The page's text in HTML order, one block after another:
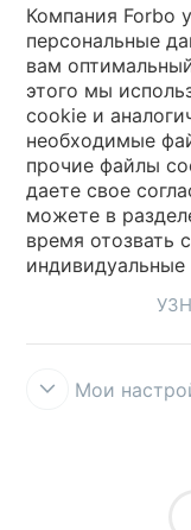
Выберите страну
Выберите вашу
My Forbo
Где купить
Компания Forbo
персональные
вам
этого мы
cookie и
необходимые
прочие файлы
даете свое
можете в
время отозвать
индивидуальные
Мои